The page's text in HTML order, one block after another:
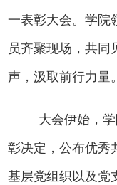
一表彰大会。学院
员齐聚现场，共同
声，汲取前行力量。
大会伊始，
彰决定，公布优秀
基层党组织以及党